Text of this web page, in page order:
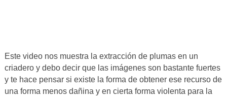
Este video nos muestra la extracción de plumas en un
criadero y debo decir que las imágenes son bastante fuertes
y te hace pensar si existe la forma de obtener ese recurso de
una forma menos dañina y en cierta forma violenta para la